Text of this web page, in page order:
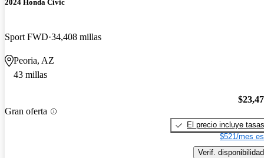
2024 Honda Civic
Sport FWD 34,408 millas
Peoria, AZ
43 millas
Gran oferta
El precio incluye tasas
$521/mes
Verif. disponibilidad